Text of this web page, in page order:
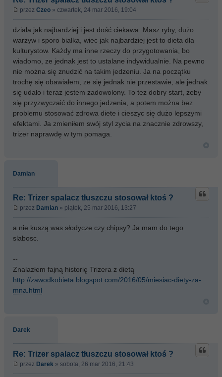
przez Czeo » czwartek, 24 mar 2016, 19:04
działa jak najbardziej i jest dość ciekawa. Masz ryby, dużo
warzyw i sporo bialka, wiec jak najbardziej jest to dieta dla
kulturystow. Każdy ma inne rzeczy do przygotowania, bo
wiadomo, ze jednak jest to ustalane indywidualnie. Na pewno
nie można się znudzić na takim jedzeniu. Ja na początku
trochę się obawiałem, ze się jednak nie przestawie, ale jednak
się udało i teraz jestem zadowolony. To tez dobry start, żeby
się przyzwyczaić do innego jedzenia, a potem można bez
problemu stosować zdrowa diete i cieszyc się dużo lepszymi
efektami. Ja zmieniłem swój styl zycia na znacznie zdrowszy,
trizer naprawdę w tym pomaga.
Damian
Re: Trizer spalacz tłuszczu stosował ktoś ?
przez Damian » piątek, 25 mar 2016, 13:27
a nie kuszą was słodycze czy chipsy? Ja mam do tego
slabosc.
--
Znalazłem fajną historię Trizera z dietą
http://zawodkobieta.blogspot.com/2016/05/miesiac-diety-za-
mna.html
Darek
Re: Trizer spalacz tłuszczu stosował ktoś ?
przez Darek » sobota, 26 mar 2016, 21:43